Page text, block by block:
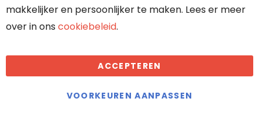
Offerte aanvragen
Algemene voorwaarden
Droomkachels maakt gebruik vancookies
KVK: 70636117
BTW: NL858402889B01
makkelijker en persoonlijker te maken. Lees er meer
over in ons cookiebeleid.
ACCEPTEREN
VOORKEUREN AANPASSEN